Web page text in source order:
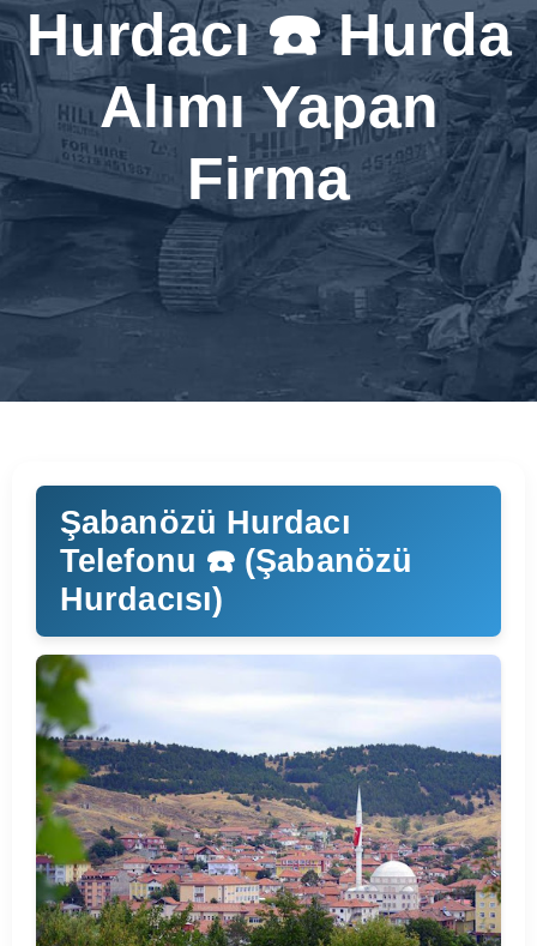
Hurdacı ☎️ Hurda
Alımı Yapan
Firma
Şabanözü Hurdacı
Telefonu ☎️ (Şabanözü
Hurdacısı)